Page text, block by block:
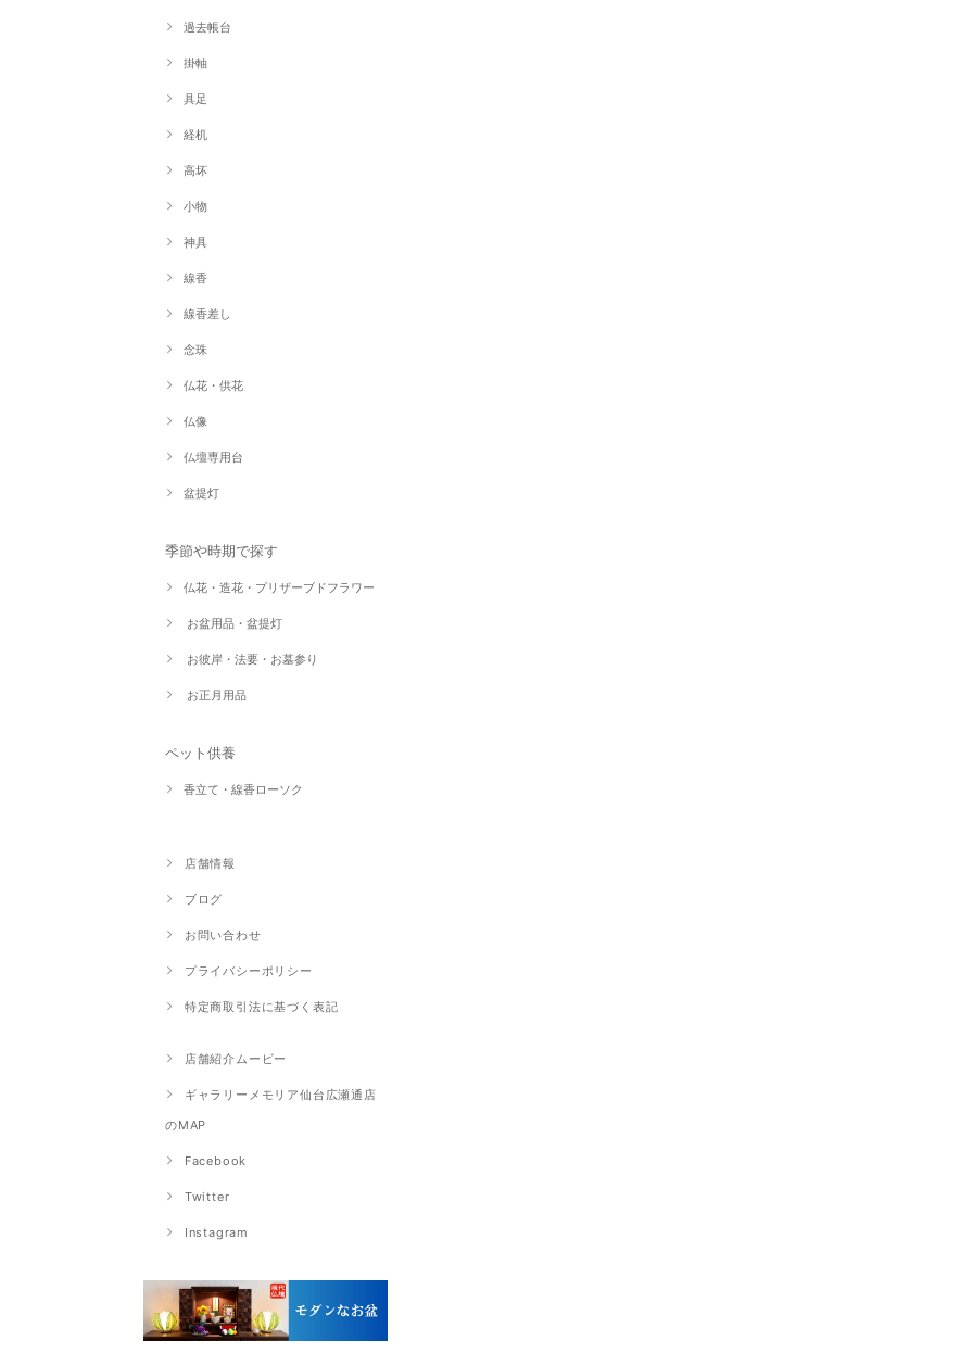
過去帳台
掛軸
具足
経机
高坏
小物
神具
線香
線香差し
念珠
仏花・供花
仏像
仏壇専用台
盆提灯
季節や時期で探す
仏花・造花・プリザーブドフラワー
お盆用品・盆提灯
お彼岸・法要・お墓参り
お正月用品
ペット供養
香立て・線香ローソク
店舗情報
ブログ
お問い合わせ
プライバシーポリシー
特定商取引法に基づく表記
店舗紹介ムービー
ギャラリーメモリア仙台広瀬通店
のMAP
Facebook
Twitter
Instagram